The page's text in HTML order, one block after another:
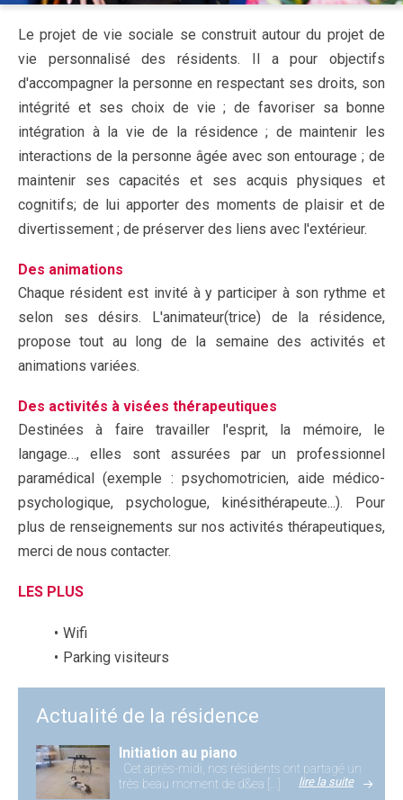
Le projet de vie sociale se construit autour du projet de
vie personnalisé des résidents. Il a pour objectifs
d'accompagner la personne en respectant ses droits, son
intégrité et ses choix de vie ; de favoriser sa bonne
intégration à la vie de la résidence ; de maintenir les
interactions de la personne âgée avec son entourage ; de
maintenir ses capacités et ses acquis physiques et
cognitifs; de lui apporter des moments de plaisir et de
divertissement ; de préserver des liens avec l'extérieur.
Des animations
Chaque résident est invité à y participer à son rythme et
selon ses désirs. L'animateur(trice) de la résidence,
propose tout au long de la semaine des activités et
animations variées.
Des activités à visées thérapeutiques
Destinées à faire travailler l'esprit, la mémoire, le
langage…, elles sont assurées par un professionnel
paramédical (exemple : psychomotricien, aide médico-
psychologique, psychologue, kinésithérapeute...). Pour
plus de renseignements sur nos activités thérapeutiques,
merci de nous contacter.
LES PLUS
Wifi
Parking visiteurs
Actualité de la résidence
Initiation au piano
Cet après-midi, nos résidents ont partagé un
très beau moment de d&ea [...]
lire la suite